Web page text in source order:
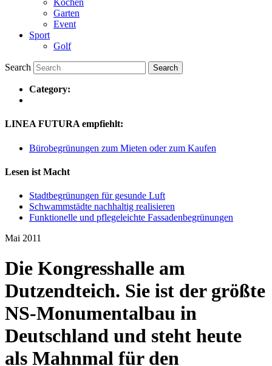
Kochen
Garten
Event
Sport
Golf
Search
Category:
LINEA FUTURA empfiehlt:
Bürobegrünungen zum Mieten oder zum Kaufen
Lesen ist Macht
Stadtbegrünungen für gesunde Luft
Schwammstädte nachhaltig realisieren
Funktionelle und pflegeleichte Fassadenbegrünungen
Mai 2011
Die Kongresshalle am
Dutzendteich. Sie ist der größte
NS-Monumentalbau in
Deutschland und steht heute
als Mahnmal für den